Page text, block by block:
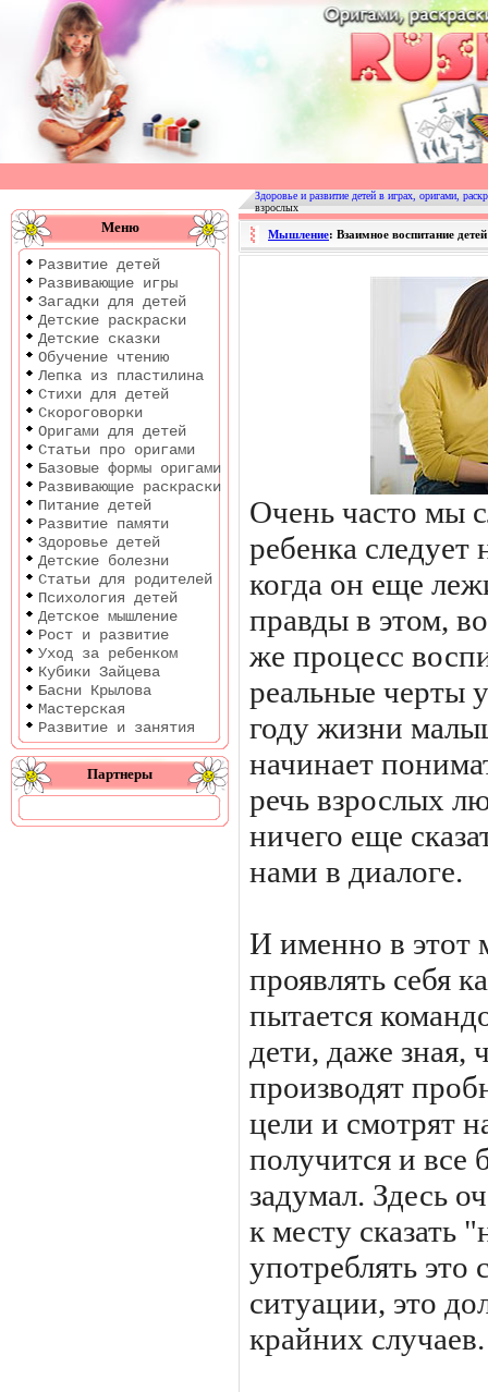
Оригами
|
Раскраски
Развитие
детей
Меню
Развитие детей
Развивающие игры
Загадки для детей
Детские раскраски
Детские сказки
Обучение чтению
Лепка из пластилина
Стихи для детей
Скороговорки
Оригами для детей
Статьи про оригами
Базовые формы оригами
Развивающие раскраски
Питание детей
Развитие памяти
Здоровье детей
Детские болезни
Статьи для родителей
Психология детей
Детское мышление
Рост и развитие
Уход за ребенком
Кубики Зайцева
Басни Крылова
Мастерская
Развитие и занятия
Партнеры
Здоровье и развитие детей в играх, оригами,
взрослых
Мышление: Взаимное воспитание
Очень часто мы
ребенка следует
когда он еще
правды в этом,
же процесс
реальные черты
году жизни
начинает
речь взрослых
ничего еще
нами в диалоге.
И именно в этот
проявлять себя
пытается
дети, даже зная,
производят
цели и смотрят
получится и все
задумал. Здесь
к месту сказать
употреблять это
ситуации, это
крайних случаев.